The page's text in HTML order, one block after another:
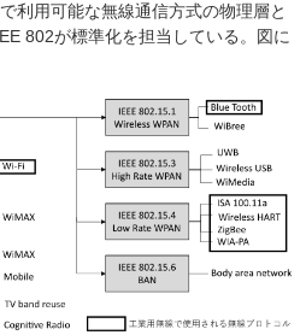
利用可能な無線通信方式の物理層と
802が標準化を担当している。図に